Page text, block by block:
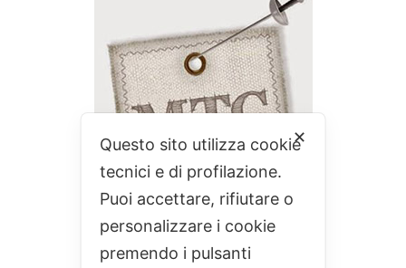
✕
Questo sito utilizza cookie
tecnici e di profilazione.
Puoi accettare, rifiutare o
personalizzare i cookie
premendo i pulsanti